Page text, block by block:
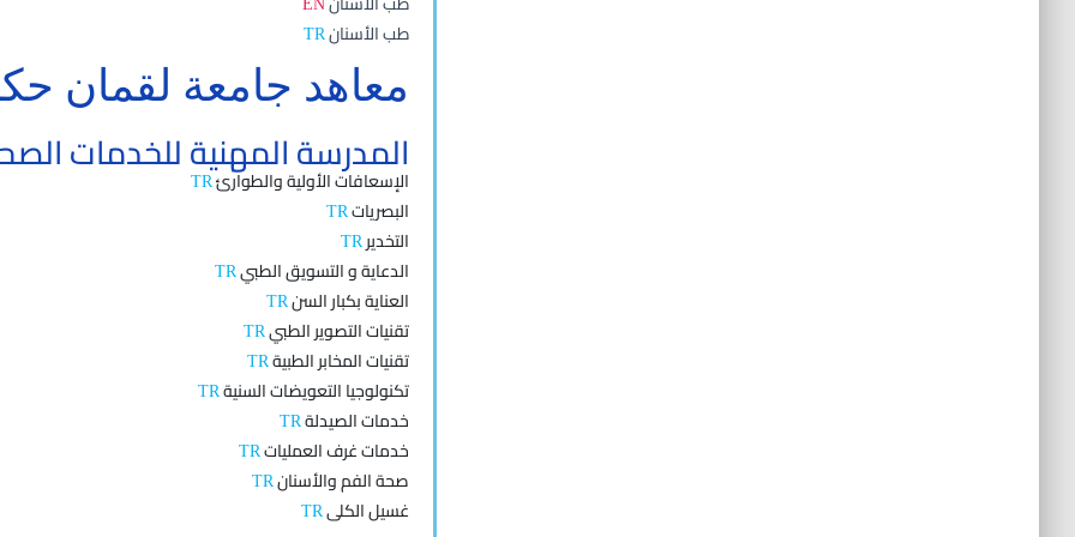
EN
طب الأسنان TR
معاهد جامعة لقمان
المدرسة المهنية للخدمات
الإسعافات الأولية والطوارئ TR
البصريات TR
التخدير TR
الدعاية و التسويق الطبي TR
العناية بكبار السن TR
تقنيات التصوير الطبي TR
تقنيات المخابر الطبية TR
تكنولوجيا التعويضات السنية TR
خدمات الصيدلة TR
خدمات غرف العمليات TR
صحة الفم والأسنان TR
غسيل الكلى TR